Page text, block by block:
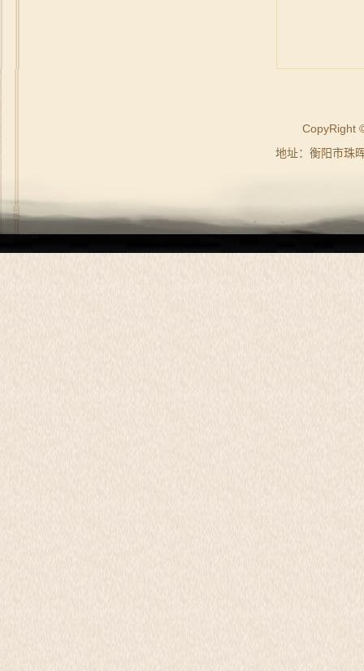
CopyRight
地址：衡阳市珠